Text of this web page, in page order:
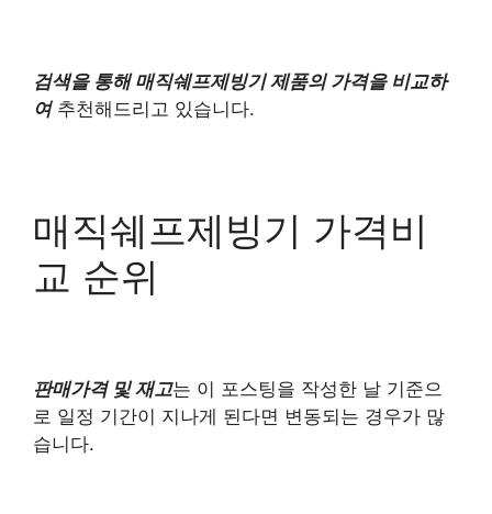
검색을 통해 매직쉐프제빙기 제품의 가격을 비교하
여추천해드리고 있습니다.
매직쉐프제빙기 가격비
교 순위
판매가격 및 재고는 이 포스팅을 작성한 날 기준으
로 일정 기간이 지나게 된다면 변동되는 경우가 많
습니다.